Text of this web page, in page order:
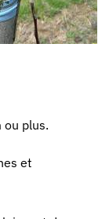
plus.
et